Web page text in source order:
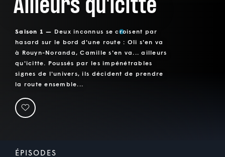
Saison 1 — Deux inconnus se croisent par
hasard sur le bord d'une route : Oli s'en va
à Rouyn-Noranda, Camille s'en va... ailleurs
qu'icitte. Poussés par les impénétrables
signes de l'univers, ils décident de prendre
la route ensemble...
ÉPISODES